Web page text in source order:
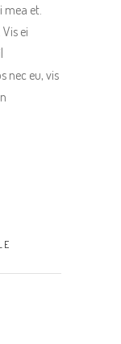
mea et.
ei
nec eu, vis